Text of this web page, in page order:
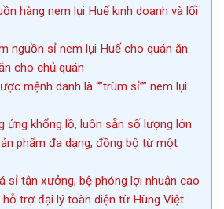
hàng nem lụi Huế kinh doanh và lối
nguồn sỉ nem lụi Huế cho quán ăn
cho chủ quán
mệnh danh là “”trùm sỉ”” nem lụi
ứng khổng lồ, luôn sẵn số lượng lớn
phẩm đa dạng, đồng bộ từ một
sỉ tận xưởng, bệ phóng lợi nhuận cao
trợ đại lý toàn diện từ Hùng Việt